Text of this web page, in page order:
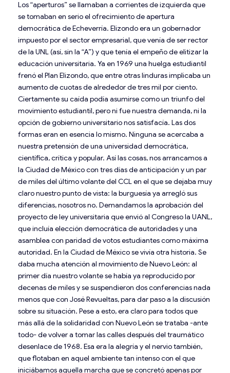
Los “aperturos” se llamaban a corrientes de izquierda que
se tomaban en serio el ofrecimiento de apertura
democrática de Echeverría. Elizondo era un gobernador
impuesto por el sector empresarial, que venía de ser rector
de la UNL (así, sin la “A”) y que tenía el empeño de elitizar la
educación universitaria. Ya en 1969 una huelga estudiantil
frenó el Plan Elizondo, que entre otras linduras implicaba un
aumento de cuotas de alrededor de tres mil por ciento.
Ciertamente su caída podía asumirse como un triunfo del
movimiento estudiantil, pero ni fue nuestra demanda, ni la
opción de gobierno universitario nos satisfacía. Las dos
formas eran en esencia lo mismo. Ninguna se acercaba a
nuestra pretensión de una universidad democrática,
científica, crítica y popular. Así las cosas, nos arrancamos a
la Ciudad de México con tres días de anticipación y un par
de miles del último volante del CCL en el que se dejaba muy
claro nuestro punto de vista: la burguesía ya arregló sus
diferencias, nosotros no. Demandamos la aprobación del
proyecto de ley universitaria que envió al Congreso la UANL,
que incluía elección democrática de autoridades y una
asamblea con paridad de votos estudiantes como máxima
autoridad. En la Ciudad de México se vivía otra historia. Se
daba mucha atención al movimiento de Nuevo León: al
primer día nuestro volante se había ya reproducido por
decenas de miles y se suspendieron dos conferencias nada
menos que con José Revueltas, para dar paso a la discusión
sobre su situación. Pese a esto, era claro para todos que
más allá de la solidaridad con Nuevo León se trataba -ante
todo- de volver a tomar las calles después del traumático
desenlace de 1968. Esa era la alegría y el nervio también,
que flotaban en aquel ambiente tan intenso con el que
iniciábamos aquella marcha que se concretó apenas por